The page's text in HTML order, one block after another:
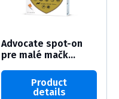
Advocate spot-on
pre malé mačk...
Product
details